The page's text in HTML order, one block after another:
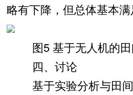
略有下降，但总体基本满
图5 基于无人机的田
四、讨论
基于实验分析与田间